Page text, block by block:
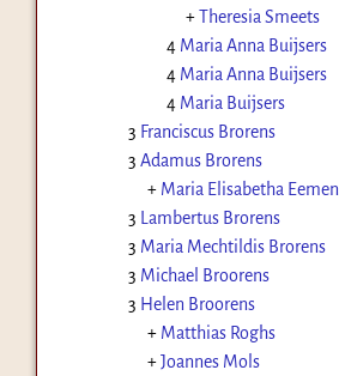
+Theresia Smeets
4 Maria Anna Buijsers
4 Maria Anna Buijsers
4 Maria Buijsers
3 Franciscus Brorens
3 Adamus Brorens
+ Maria Elisabetha Eemen
3 Lambertus Brorens
3 Maria Mechtildis Brorens
3 Michael Broorens
3 Helen Broorens
+ Matthias Roghs
+Joannes Mols